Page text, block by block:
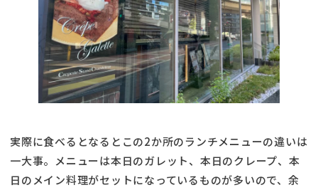
実際に食べるとなるとこの2か所のランチメニューの違いは
一大事。メニューは本日のガレット、本日のクレープ、本
日のメイン料理がセットになっているものが多いので、余